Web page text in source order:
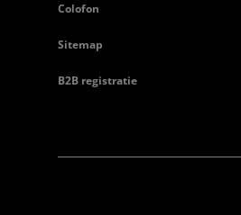
Colofon
Sitemap
B2B registratie